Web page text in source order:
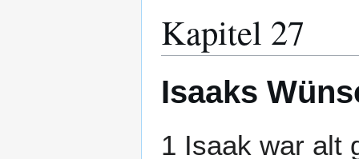
Kapitel 27
Isaaks
1 Isaak war alt